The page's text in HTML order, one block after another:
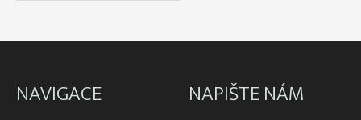
NAVIGACE NAPIŠTE NÁM